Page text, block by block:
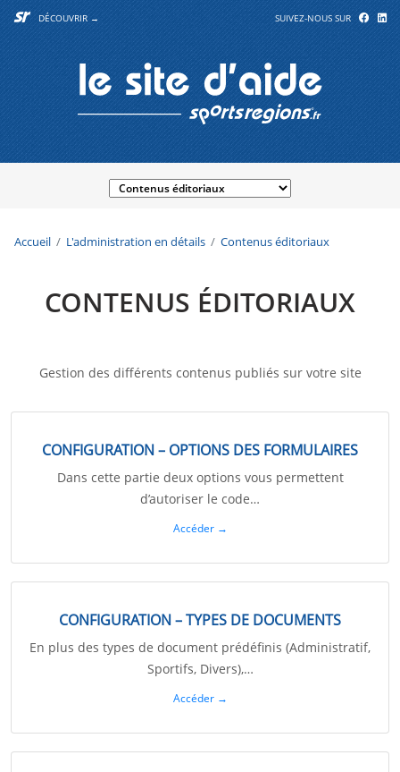
DÉCOUVRIR → SUIVEZ-NOUS SUR
Accueil L'administration en détails Contenus éditoriaux
CONTENUS ÉDITORIAUX
Gestion des différents contenus publiés sur votre site
CONFIGURATION – OPTIONS DES FORMULAIRES
Dans cette partie deux options vous permettent
d’autoriser le code…
Accéder →
CONFIGURATION – TYPES DE DOCUMENTS
En plus des types de document prédéfinis (Administratif,
Sportifs, Divers),…
Accéder →